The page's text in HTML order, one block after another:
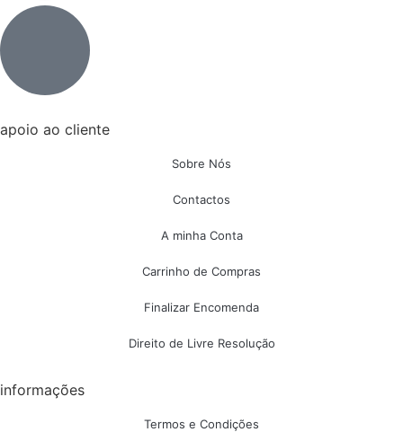
apoio ao cliente
Sobre Nós
Contactos
A minha Conta
Carrinho de Compras
Finalizar Encomenda
Direito de Livre Resolução
informações
Termos e Condições